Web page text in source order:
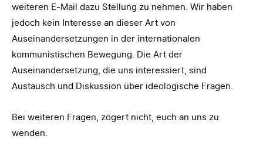
weiteren E-Mail dazu Stellung zu nehmen. Wir haben
jedoch kein Interesse an dieser Art von
Auseinandersetzungen in der internationalen
kommunistischen Bewegung. Die Art der
Auseinandersetzung, die uns interessiert, sind
Austausch und Diskussion über ideologische Fragen.
Bei weiteren Fragen, zögert nicht, euch an uns zu
wenden.